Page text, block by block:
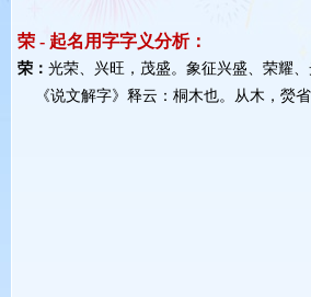
荣 - 起名用字字义分析：
荣： 光荣、兴旺，茂盛。象征兴盛、荣耀
《说文解字》释云：桐木也。从木，熒省